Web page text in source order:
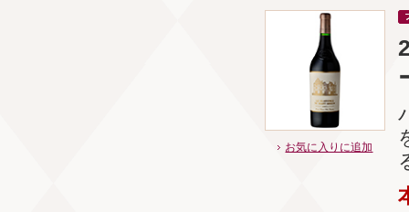
お気に入りに追加